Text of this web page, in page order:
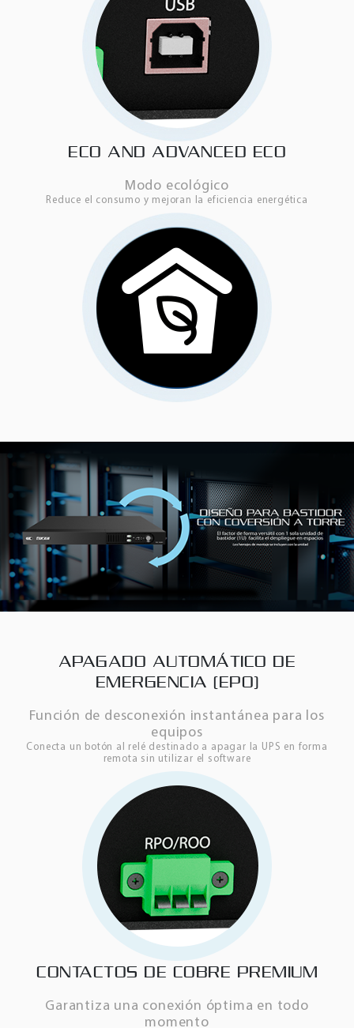
ECO AND ADVANCED ECO
Modo ecológico
Reduce el consumo y mejoran la eficiencia energética
APAGADO AUTOMÁTICO DE
EMERGENCIA (EPO)
Función de desconexión instantánea para los
equipos
Conecta un botón al relé destinado a apagar la UPS en forma
remota sin utilizar el software
CONTACTOS DE COBRE PREMIUM
Garantiza una conexión óptima en todo
momento